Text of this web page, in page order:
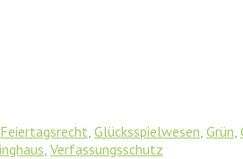
Feiertagsrecht Glücksspielwesen Grün
Verfassungsschutz